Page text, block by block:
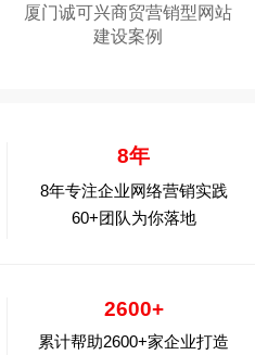
厦门诚可兴商贸营销型网站
建设案例
8年
8年专注企业网络营销实践
60+团队为你落地
2600+
累计帮助2600+家企业打造